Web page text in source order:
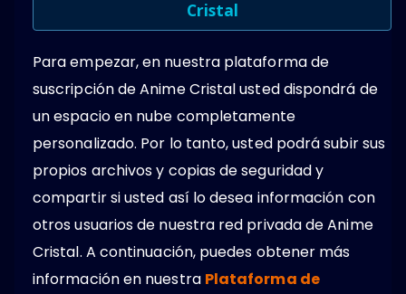
Cristal
Para empezar, en nuestra plataforma de
suscripción de Anime Cristal usted dispondrá de
un espacio en nube completamente
personalizado. Por lo tanto, usted podrá subir sus
propios archivos y copias de seguridad y
compartir si usted así lo desea información con
otros usuarios de nuestra red privada de Anime
Cristal. A continuación, puedes obtener más
información en nuestra Plataforma de